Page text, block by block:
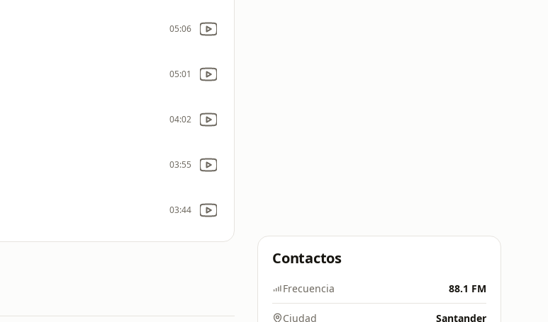
05:06
05:01
04:02
03:55
03:44
Contactos
Frecuencia 88.1 FM
Ciudad Santander